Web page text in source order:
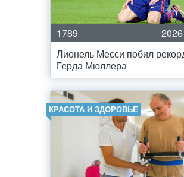
1789
Лионель Месси побил
Герда Мюллера
КРАСОТА И ЗДОРОВЬЕ